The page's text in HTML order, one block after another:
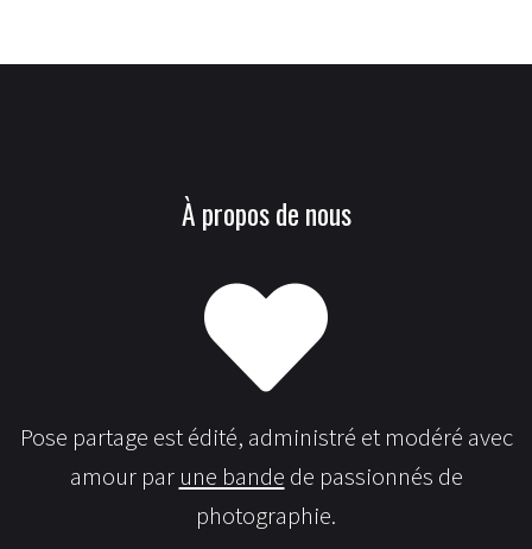
À propos de nous
Pose partage est édité, administré et modéré avec
amour par une bande de passionnés de
photographie.